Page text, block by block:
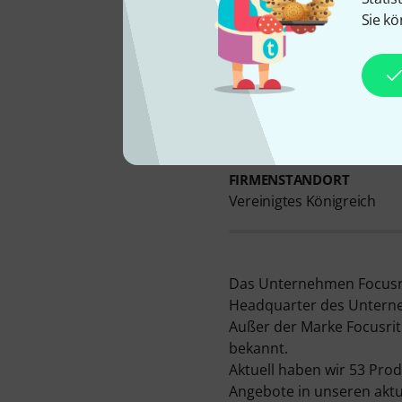
Sie
FIRMENSTANDORT
Vereinigtes Königreich
Das Unternehmen
Headquarter des
Außer der Marke
bekannt.
Aktuell haben wir 53
Angebote in unseren